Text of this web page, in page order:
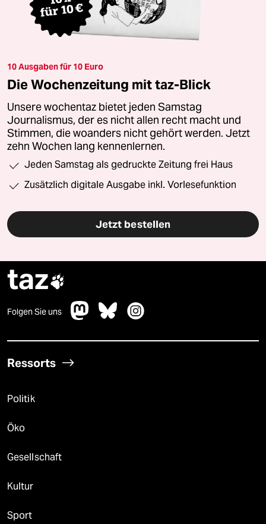
10 Ausgaben für 10 Euro
Die Wochenzeitung mit taz-Blick
Unsere wochentaz bietet jeden Samstag
Journalismus, der es nicht allen recht macht und
Stimmen, die woanders nicht gehört werden. Jetzt
zehn Wochen lang kennenlernen.
Jeden Samstag als gedruckte Zeitung frei Haus
Zusätzlich digitale Ausgabe inkl. Vorlesefunktion
Jetzt bestellen
taz
Folgen Sie uns
Ressorts
Politik
Öko
Gesellschaft
Kultur
Sport